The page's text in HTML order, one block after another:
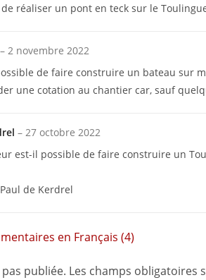
réaliser un pont en teck sur le
– 2 novembre 2022
de faire construire un bateau sur
une cotation au chantier car, sauf
– 27 octobre 2022
est-il possible de faire construire un
de Kerdrel
en Français (4)
publiée. Les champs obligatoires